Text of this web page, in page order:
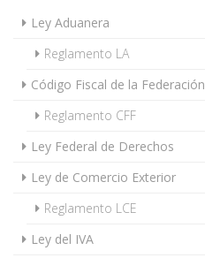
Ley Aduanera
Reglamento LA
Código Fiscal de la Federación
Reglamento CFF
Ley Federal de Derechos
Ley de Comercio Exterior
Reglamento LCE
Ley del IVA